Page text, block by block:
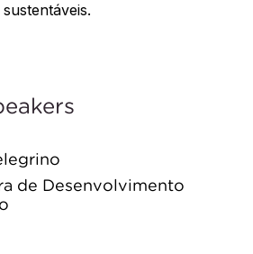
de Desenvolvimento